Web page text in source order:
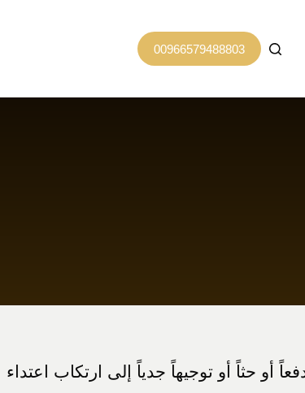
اتصل بنا
00966579488803
حثاً أو توجيهاً جدياً إلى ارتكاب اعتداء